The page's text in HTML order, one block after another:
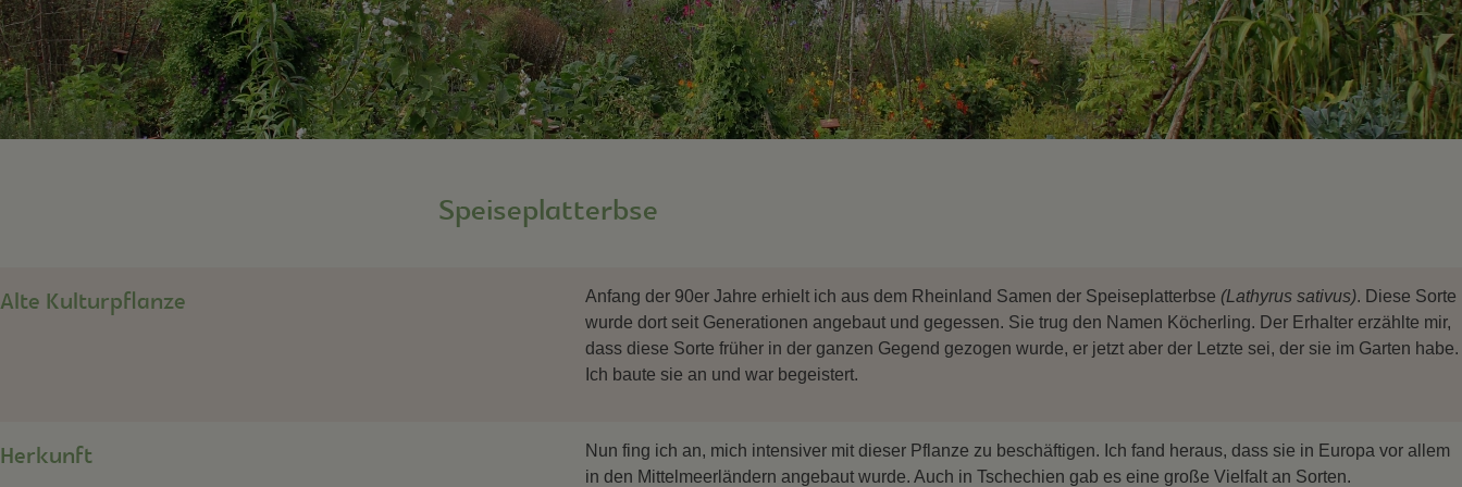
Speiseplatterbse
Alte Kulturpflanze Anfang der 90er Jahre erhielt ich aus dem Rheinland Samen der Speiseplatterbse (Lathyrus sativus). Diese Sorte
wurde dort seit Generationen angebaut und gegessen. Sie trug den Namen Köcherling. Der Erhalter erzählte mir,
dass diese Sorte früher in der ganzen Gegend gezogen wurde, er jetzt aber der Letzte sei, der sie im Garten habe.
Ich baute sie an und war begeistert.
Herkunft
Nun fing ich an, mich intensiver mit dieser Pflanze zu beschäftigen. Ich fand heraus, dass sie in Europa vor allem
in den Mittelmeerländern angebaut wurde. Auch in Tschechien gab es eine große Vielfalt an Sorten.